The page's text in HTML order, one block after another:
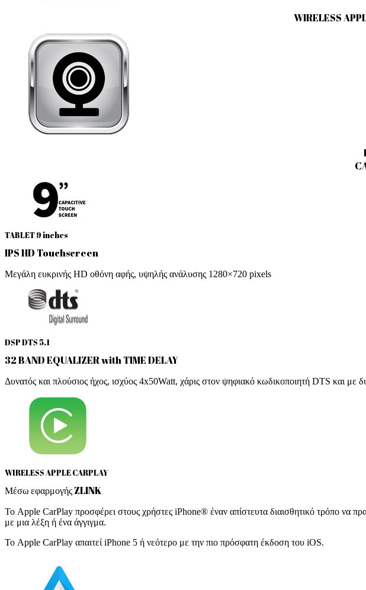
WIRELESS
TABLET 9 inches
IPS HD Touchscreen
Μεγάλη ευκρινής HD οθόνη αφής, υψηλής ανάλυσης 1280×720 pixels
DSP DTS 5.1
32 BAND EQUALIZER with TIME DELAY
Δυνατός και πλούσιος ήχος, ισχύος 4x50Watt, χάρις στον ψηφιακό κωδικοποιητή DTS και
WIRELESS APPLE CARPLAY
Μέσω εφαρμογής ZLINK
Το Apple CarPlay προσφέρει στους χρήστες iPhone® έναν απίστευτα διαισθητικό τρόπο να
με μια λέξη ή ένα άγγιγμα.
Το Apple CarPlay απαιτεί iPhone 5 ή νεότερο με την πιο πρόσφατη έκδοση του iOS.